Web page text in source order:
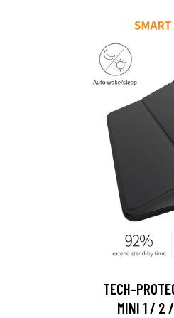
TECH-
MINI 1 / 2